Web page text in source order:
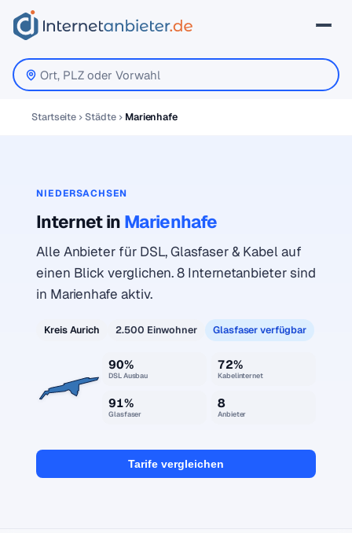
Startseite Städte Marienhafe
NIEDERSACHSEN
Internet in Marienhafe
Alle Anbieter für DSL, Glasfaser & Kabel auf
einen Blick verglichen. 8 Internetanbieter sind
in Marienhafe aktiv.
Kreis Aurich 2.500 Einwohner Glasfaser verfügbar
90%
DSL Ausbau
72%
Kabelinternet
91%
Glasfaser
8
Anbieter
Tarife vergleichen